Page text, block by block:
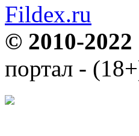
Fildex.ru
© 2010-2022
портал -